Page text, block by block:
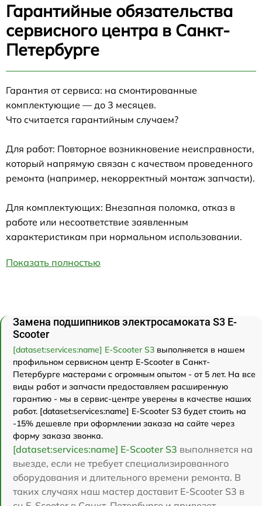
Гарантийные обязательства
сервисного центра в Санкт-
Петербурге
Гарантия от сервиса: на смонтированные
комплектующие — до 3 месяцев.
Что считается гарантийным случаем?
Для работ: Повторное возникновение неисправности,
который напрямую связан с качеством проведенного
ремонта (например, некорректный монтаж запчасти).
Для комплектующих: Внезапная поломка, отказ в
работе или несоответствие заявленным
характеристикам при нормальном использовании.
Показать полностью
Замена подшипников электросамоката S3 E-
Scooter
[dataset:services:name] E-Scooter S3 выполняется в нашем
профильном сервисном центр E-Scooter в Санкт-
Петербурге мастерами с огромным опытом - от 5 лет. На все
виды работ и запчасти предоставляем расширенную
гарантию - мы в сервис-центре уверены в качестве наших
работ. [dataset:services:name] E-Scooter S3 будет стоить на
-15% дешевле при оформлении заказа на сайте через
форму заказа звонка.
[dataset:services:name] E-Scooter S3 выполняется на
выезде, если не требует специализированного
оборудования и длительного времени ремонта. В
таких случаях наш мастер доставит E-Scooter S3 в